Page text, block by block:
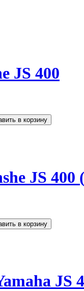
JS 400
JS 400
JS